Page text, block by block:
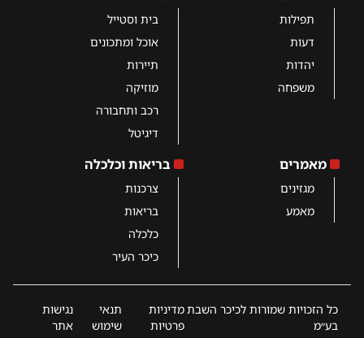
תפילות
דעות
יהדות
משפחה
בית וסטייל
אוכל ומתכונים
תיירות
מוזיקה
רכב ותחבורה
דיגיטל
מאמרים
מגזינים
מאמע
בריאות וכלכלה
צרכנות
בריאות
כלכלה
כיכר העיר
כל הזכויות שמורות לכיכר השבת
בע״מ
מדיניות
פרטיות
תנאי
שימוש
נגישות
אתר